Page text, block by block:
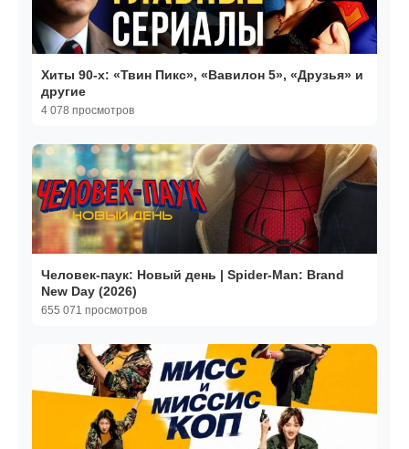
Хиты 90-х: «Твин Пикс», «Вавилон 5», «Друзья» и
другие
4 078 просмотров
Человек-паук: Новый день | Spider-Man: Brand
New Day (2026)
655 071 просмотров